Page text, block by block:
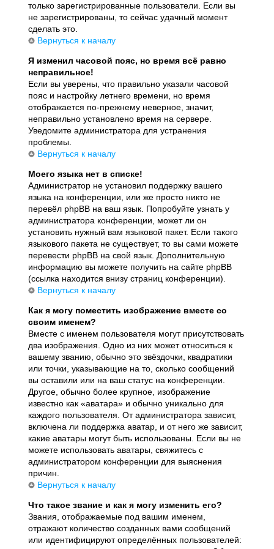
только зарегистрированные пользователи. Если вы
не зарегистрированы, то сейчас удачный момент
сделать это.
Вернуться к началу
Я изменил часовой пояс, но время всё равно
неправильное!
Если вы уверены, что правильно указали часовой
пояс и настройку летнего времени, но время
отображается по-прежнему неверное, значит,
неправильно установлено время на сервере.
Уведомите администратора для устранения
проблемы.
Вернуться к началу
Моего языка нет в списке!
Администратор не установил поддержку вашего
языка на конференции, или же просто никто не
перевёл phpBB на ваш язык. Попробуйте узнать у
администратора конференции, может ли он
установить нужный вам языковой пакет. Если такого
языкового пакета не существует, то вы сами можете
перевести phpBB на свой язык. Дополнительную
информацию вы можете получить на сайте phpBB
(ссылка находится внизу страниц конференции).
Вернуться к началу
Как я могу поместить изображение вместе со
своим именем?
Вместе с именем пользователя могут присутствовать
два изображения. Одно из них может относиться к
вашему званию, обычно это звёздочки, квадратики
или точки, указывающие на то, сколько сообщений
вы оставили или на ваш статус на конференции.
Другое, обычно более крупное, изображение
известно как «аватара» и обычно уникально для
каждого пользователя. От администратора зависит,
включена ли поддержка аватар, и от него же зависит,
какие аватары могут быть использованы. Если вы не
можете использовать аватары, свяжитесь с
администратором конференции для выяснения
причин.
Вернуться к началу
Что такое звание и как я могу изменить его?
Звания, отображаемые под вашим именем,
отражают количество созданных вами сообщений
или идентифицируют определённых пользователей: